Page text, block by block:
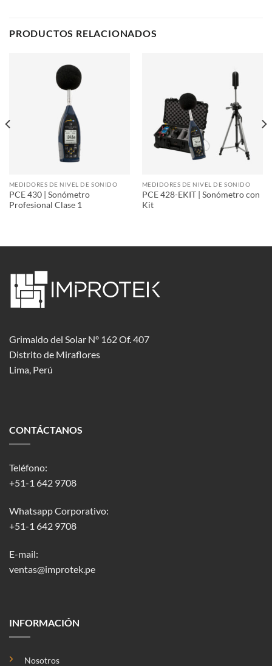
PRODUCTOS RELACIONADOS
MEDIDORES DE NIVEL DE SONIDO
PCE 430 | Sonómetro
Profesional Clase 1
MEDIDORES DE NIVEL DE SONIDO
PCE 428-EKIT | Sonómetro con
Kit
Grimaldo del Solar Nº 162 Of. 407
Distrito de Miraflores
Lima, Perú
CONTÁCTANOS
Teléfono:
+51-1 642 9708
Whatsapp Corporativo:
+51-1 642 9708
E-mail:
ventas@improtek.pe
INFORMACIÓN
Nosotros